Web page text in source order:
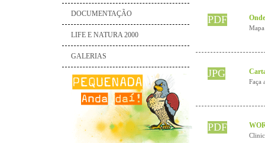
DOCUMENTAÇÃO
LIFE E NATURA 2000
GALERIAS
PDF
JPG
Faça
PDF